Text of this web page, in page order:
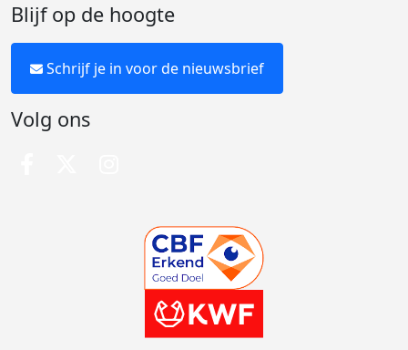
Blijf op de hoogte
Schrijf je in voor de nieuwsbrief
Volg ons